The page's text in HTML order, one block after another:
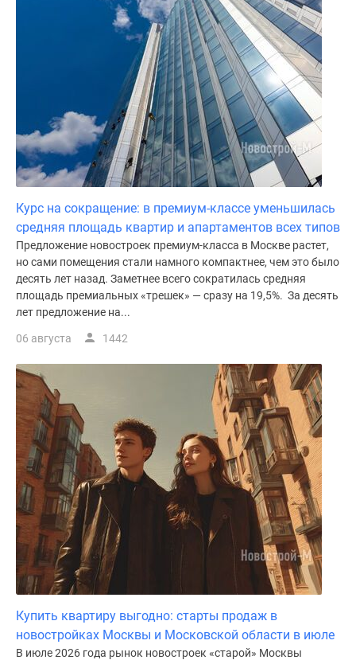
Курс на сокращение: в премиум-классе уменьшилась
средняя площадь квартир и апартаментов всех типов
Предложение новостроек премиум-класса в Москве растет,
но сами помещения стали намного компактнее, чем это было
десять лет назад. Заметнее всего сократилась средняя
площадь премиальных «трешек» — сразу на 19,5%. За десять
лет предложение на...
06 августа 1442
Купить квартиру выгодно: старты продаж в
новостройках Москвы и Московской области в июле
В июле 2026 года рынок новостроек «старой» Москвы